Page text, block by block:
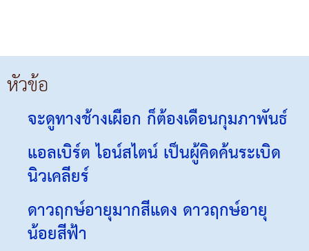
หัวข้อ
จะดูทางช้างเผือก ก็ต้องเดือนกุมภาพันธ์
แอลเบิร์ต ไอน์สไตน์ เป็นผู้คิดค้นระเบิด
นิวเคลียร์
ดาวฤกษ์อายุมากสีแดง ดาวฤกษ์อายุ
น้อยสีฟ้า